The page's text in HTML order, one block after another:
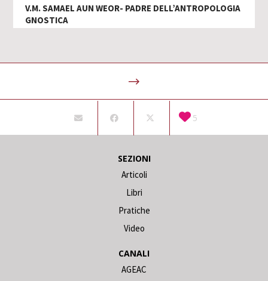
V.M. SAMAEL AUN WEOR- PADRE DELL’ANTROPOLOGIA
GNOSTICA
5
SEZIONI
Articoli
Libri
Pratiche
Video
CANALI
AGEAC